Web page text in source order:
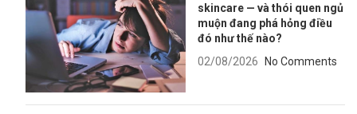
skincare — và thói quen ngủ
muộn đang phá hỏng điều
đó như thế nào?
02/08/2026
No Comments